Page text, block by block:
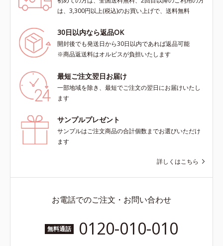
は、3,300円以上(税込)のお買い上げで、送料無料
30日以内なら返品OK
開封後でも発送日から30日以内であれば返品可能
※商品返送料はオルビスが負担いたします
最短ご注文翌日お届け
一部地域を除き、最短でご注文の翌日にお届けいたし
ます
サンプルプレゼント
サンプルはご注文商品の合計個数までお選びいただけ
ます
詳しくはこちら
お電話でのご注文・お問い合わせ
無料通話 0120-010-010